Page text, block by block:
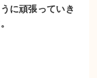
に頑張っていき